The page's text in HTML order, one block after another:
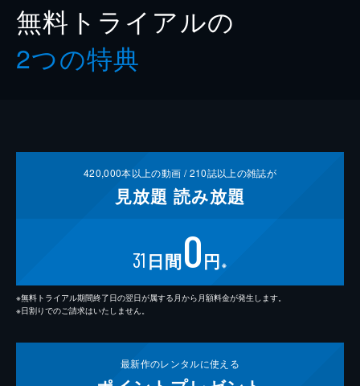
無料トライアルの
2つの特典
420,000本以上の動画 /210誌以上の雑誌が
見放題 読み放題
31 日間0円 ※
※無料トライアル期間終了日の翌日が属する月から月額料金が発生します。
※日割りでのご請求はいたしません。
最新作のレンタルに使える